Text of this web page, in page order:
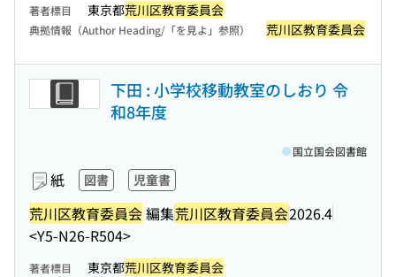
著者標目 東京都荒川区教育委員会
典拠情報（Author Heading/「を見よ」参照） 荒川区教育委員会
下田 : 小学校移動教室のしおり 令
和8年度
紙 図書 児童書
荒川区教育委員会編集荒川区教育委員会2026.4
<Y5-N26-R504>
国立国会図書館
著者標目 東京都荒川区教育委員会